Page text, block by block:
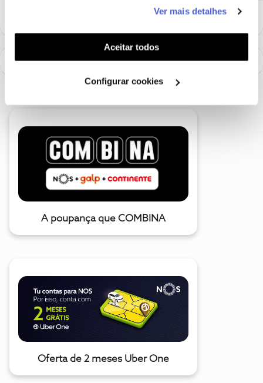
funcionalidades (cookies de personalização e
funcionalidade) e adaptar anúncios aos seus interesses
(cookies de publicidade personalizada). Pode gerir a
utilização dos cookies clicando em "Configurar
Ver mais detalhes
Aceitar todos
Configurar cookies
A poupança que COMBINA
Oferta de 2 meses Uber One